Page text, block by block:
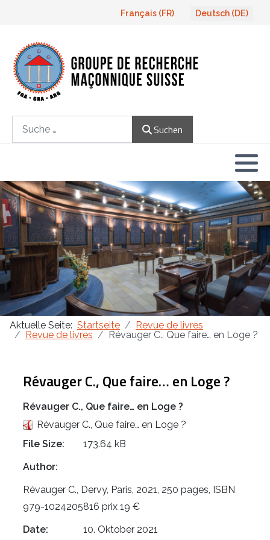
Sprache auswählen
Français (FR) Deutsch (DE)
Suchen
Aktuelle Seite: Startseite
Revue de livres
Revue de livres
Révauger C., Que faire… en Loge ?
Révauger C., Que faire… en Loge ?
Révauger C., Que faire… en Loge ?
Révauger C., Que faire… en Loge ?
File Size:
173.64 kB
Author:
Révauger C., Dervy, Paris, 2021, 250 pages, ISBN
979-1024205816 prix 19 €
Date:
10. Oktober 2021